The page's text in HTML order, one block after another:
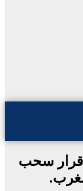
قرار سحب